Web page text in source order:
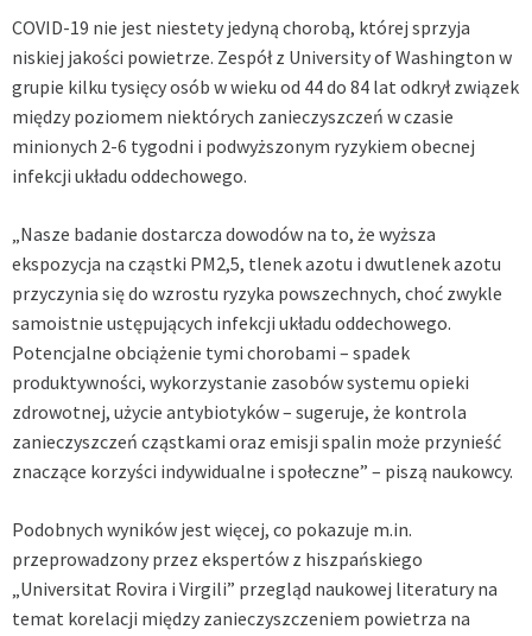
COVID-19 nie jest niestety jedyną chorobą, której sprzyja
niskiej jakości powietrze. Zespół z University of Washington w
grupie kilku tysięcy osób w wieku od 44 do 84 lat odkrył związek
między poziomem niektórych zanieczyszczeń w czasie
minionych 2-6 tygodni i podwyższonym ryzykiem obecnej
infekcji układu oddechowego.
„Nasze badanie dostarcza dowodów na to, że wyższa
ekspozycja na cząstki PM2,5, tlenek azotu i dwutlenek azotu
przyczynia się do wzrostu ryzyka powszechnych, choć zwykle
samoistnie ustępujących infekcji układu oddechowego.
Potencjalne obciążenie tymi chorobami – spadek
produktywności, wykorzystanie zasobów systemu opieki
zdrowotnej, użycie antybiotyków – sugeruje, że kontrola
zanieczyszczeń cząstkami oraz emisji spalin może przynieść
znaczące korzyści indywidualne i społeczne” – piszą naukowcy.
Podobnych wyników jest więcej, co pokazuje m.in.
przeprowadzony przez ekspertów z hiszpańskiego
„Universitat Rovira i Virgili” przegląd naukowej literatury na
temat korelacji między zanieczyszczeniem powietrza na